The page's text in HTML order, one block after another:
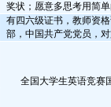
奖状；愿意多思考用简
有四六级证书，教师资
部，中国共产党党员，
全国大学生英语竞赛